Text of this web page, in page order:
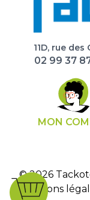
11D, rue
02 99 37
MON
© 2026
Mentions